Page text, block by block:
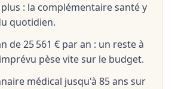
: la complémentaire santé y
quotidien.
de 25 561 € par an : un reste à
pèse vite sur le budget.
médical jusqu'à 85 ans sur